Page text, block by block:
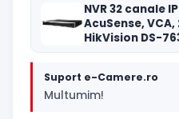
NVR 32 canale
AcuSense,
HikVision DS-
Suport e-Camere.ro
Multumim!